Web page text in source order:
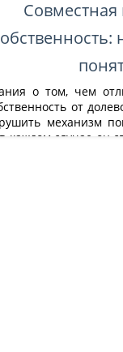
Совместная
о том, чем
от
механизм
каждом случае он